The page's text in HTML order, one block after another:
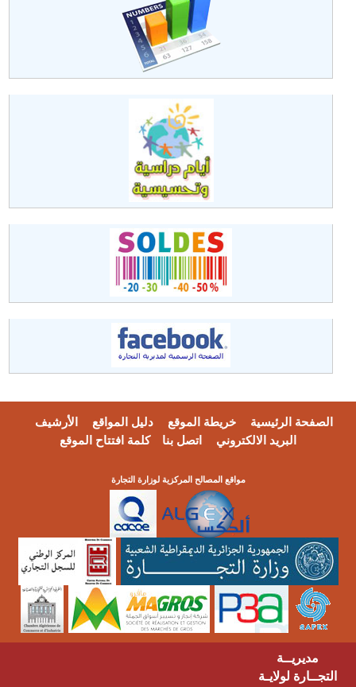
الصفحة الرئيسية خريطة الموقع دليل المواقع
الأرشيف
البريد الالكتروني
اتصل بنا كلمة افتتاح الموقع
مواقع المصالح المركزية لوزارة التجارة
مديريــة
التجــارة لولايـة